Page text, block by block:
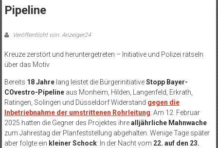
Pipeline
Veröffentlicht von: Anzeiger24
Kreuze zerstört und heruntergetreten – Initiative und Polizei rätseln
über das Motiv
Bereits 18 Jahrelang leistet die BürgerinitiativeStopp Bayer-
COvestro-Pipelineaus Monheim, Hilden, Langenfeld, Erkrath,
Ratingen, Solingen und Düsseldorf Widerstand gegen die
Inbetriebnahme der umstrittenen Rohrleitung. Am 12. Februar
2025 hatten die Gegner des Projektes ihrealljährliche Mahnwache
zum Jahrestag der Planfeststellung abgehalten. Wenige Tage später
aber folgte ein kleiner Schock: In der Nacht vom 22. auf den 23.